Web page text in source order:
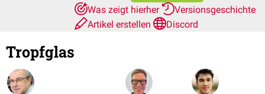
Was zeigt hierher
Versionsgeschichte
Artikel erstellen
Discord
Tropfglas